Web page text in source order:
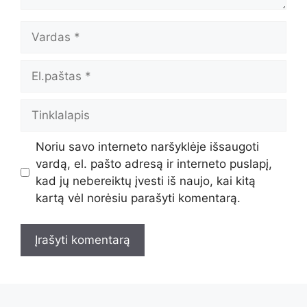
Noriu savo interneto naršyklėje išsaugoti
vardą, el. pašto adresą ir interneto puslapį,
kad jų nebereiktų įvesti iš naujo, kai kitą
kartą vėl norėsiu parašyti komentarą.